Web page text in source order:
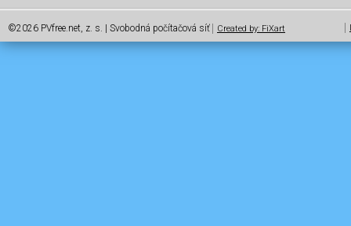
©2026 PVfree.net, z. s. | Svobodná počítačová síť Created by: FiXart